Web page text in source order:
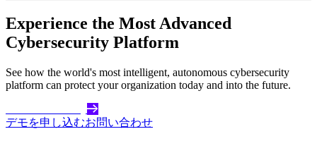
Experience the Most Advanced
Cybersecurity Platform
See how the world's most intelligent, autonomous cybersecurity
platform can protect your organization today and into the future.
デモを申し込むお問い合わせ